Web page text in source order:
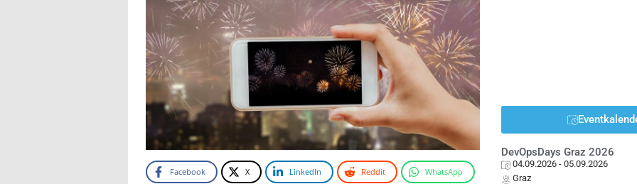
Facebook X LinkedIn Reddit WhatsApp
DevOpsDays Graz 2026
04.09.2026 - 05.09.2026
Graz